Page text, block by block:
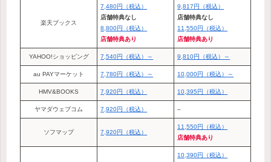
楽天ブックス
7,480円（税込）
店舗特典なし
8,800円（税込）
店舗特典あり
9,817円（税込）
店舗特典なし
11,550円（税込）
店舗特典あり
YAHOO!ショッピング 7,540円（税込）～ 9,810円（税込）～
au PAYマーケット 7,780円（税込）～ 10,000円（税込）～
HMV&BOOKS 7,920円（税込） 10,395円（税込）
ヤマダウェブコム 7,920円（税込） –
ソフマップ 7,920円（税込）
11,550円（税込）
店舗特典あり
10,390円（税込）